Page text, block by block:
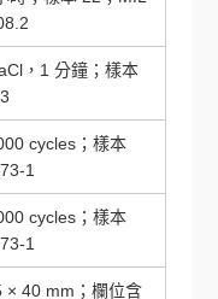
，1 分鐘；樣本
cycles；樣本
1
cycles；樣本
1
× 40 mm；欄位含